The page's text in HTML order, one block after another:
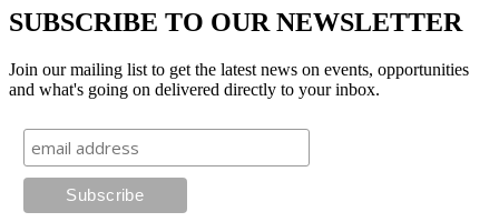
SUBSCRIBE TO OUR NEWSLETTER
Join our mailing list to get the latest news on events, opportunities
and what's going on delivered directly to your inbox.